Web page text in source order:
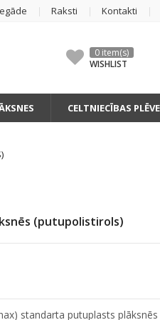
Raksti Kontakti
0 item(s)
WISHLIST
CELTNIECĪBAS
(putupolistirols)
standarta putuplasts plāksnēs